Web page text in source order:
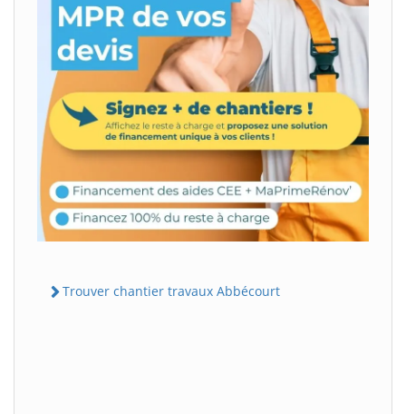
Trouver chantier travaux Abbécourt